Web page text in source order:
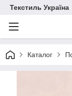
Текстиль Україна
Каталог